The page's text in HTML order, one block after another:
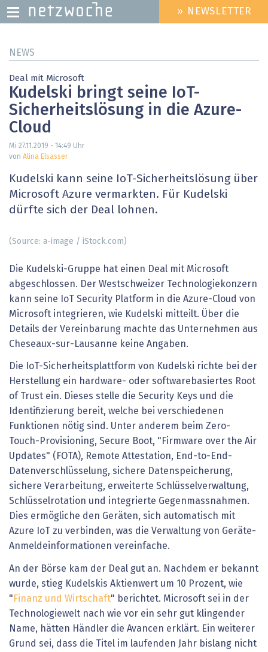
zum
HEADER
MENU
» NEWSLETTER
NEWS
Deal mit Microsoft
Kudelski bringt seine IoT-
Sicherheitslösung in die Azure-
Cloud
Mi 27.11.2019 - 14:49 Uhr
von Alina Elsasser
Kudelski kann seine IoT-Sicherheitslösung über
Microsoft Azure vermarkten. Für Kudelski
dürfte sich der Deal lohnen.
(Source: a-image / iStock.com)
Die Kudelski-Gruppe hat einen Deal mit Microsoft
abgeschlossen. Der Westschweizer Technologiekonzern
kann seine IoT Security Platform in die Azure-Cloud von
Microsoft integrieren, wie Kudelski mitteilt. Über die
Details der Vereinbarung machte das Unternehmen aus
Cheseaux-sur-Lausanne keine Angaben.
Die IoT-Sicherheitsplattform von Kudelski richte bei der
Herstellung ein hardware- oder softwarebasiertes Root
of Trust ein. Dieses stelle die Security Keys und die
Identifizierung bereit, welche bei verschiedenen
Funktionen nötig sind. Unter anderem beim Zero-
Touch-Provisioning, Secure Boot, "Firmware over the Air
Updates" (FOTA), Remote Attestation, End-to-End-
Datenverschlüsselung, sichere Datenspeicherung,
sichere Verarbeitung, erweiterte Schlüsselverwaltung,
Schlüsselrotation und integrierte Gegenmassnahmen.
Dies ermögliche den Geräten, sich automatisch mit
Azure IoT zu verbinden, was die Verwaltung von Geräte-
Anmeldeinformationen vereinfache.
An der Börse kam der Deal gut an. Nachdem er bekannt
wurde, stieg Kudelskis Aktienwert um 10 Prozent, wie
" Finanz und Wirtschaft" berichtet. Microsoft sei in der
Technologiewelt nach wie vor ein sehr gut klingender
Name, hätten Händler die Avancen erklärt. Ein weiterer
Grund sei, dass die Titel im laufenden Jahr bislang nicht